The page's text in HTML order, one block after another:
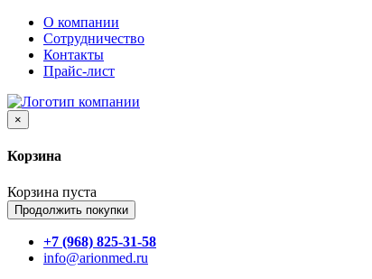
О компании
Сотрудничество
Контакты
Прайс-лист
×
Корзина
Корзина пуста
Продолжить покупки
+7 (968) 825-31-58
info@arionmed.ru